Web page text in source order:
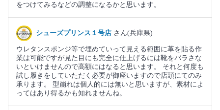
をつけてみるなどの調整になるかと思います。
シューズプリンス１号店 さん(兵庫県)
ウレタンスポンジ等で埋めていって見える範囲に革を貼る作
業は可能ですが見た目にも完全に仕上げるには靴をバラさな
いといけませんので高額にはなると思います。 それと何度も
試し履きをしていただく必要が御座いますので店頭にてのみ
承ります。 型崩れは個人的には無いと思いますが、素材によ
ってはあり得るかも知れませんね。